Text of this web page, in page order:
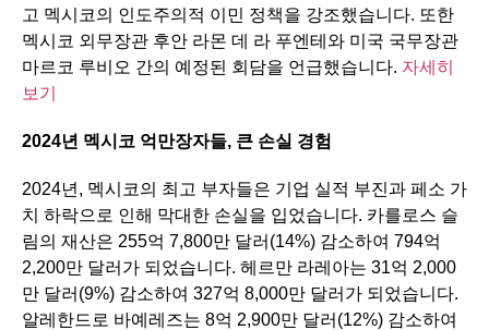
고 멕시코의 인도주의적 이민 정책을 강조했습니다. 또한
멕시코 외무장관 후안 라몬 데 라 푸엔테와 미국 국무장관
마르코 루비오 간의 예정된 회담을 언급했습니다. 자세히
보기
2024년 멕시코 억만장자들, 큰 손실 경험
2024년, 멕시코의 최고 부자들은 기업 실적 부진과 페소 가
치 하락으로 인해 막대한 손실을 입었습니다. 카를로스 슬
림의 재산은 255억 7,800만 달러(14%) 감소하여 794억
2,200만 달러가 되었습니다. 헤르만 라레아는 31억 2,000
만 달러(9%) 감소하여 327억 8,000만 달러가 되었습니다.
알레한드로 바예레즈는 8억 2,900만 달러(12%) 감소하여